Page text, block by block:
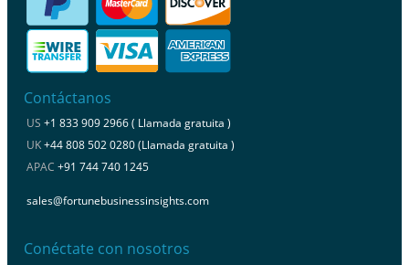
Contáctanos
US +1 833 909 2966 ( Llamada gratuita )
UK+44 808 502 0280 (Llamada gratuita )
APAC +91 744 740 1245
sales@fortunebusinessinsights.com
Conéctate con nosotros